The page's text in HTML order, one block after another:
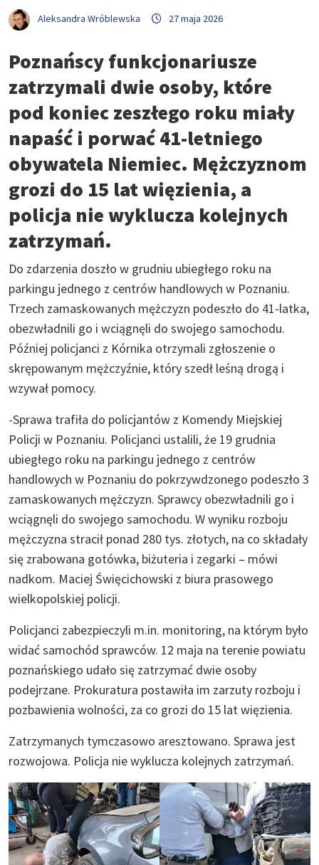
Aleksandra Wróblewska 27 maja 2026
Poznańscy funkcjonariusze
zatrzymali dwie osoby, które
pod koniec zeszłego roku miały
napaść i porwać 41-letniego
obywatela Niemiec. Mężczyznom
grozi do 15 lat więzienia, a
policja nie wyklucza kolejnych
zatrzymań.
Do zdarzenia doszło w grudniu ubiegłego roku na
parkingu jednego z centrów handlowych w Poznaniu.
Trzech zamaskowanych mężczyzn podeszło do 41-latka,
obezwładnili go i wciągnęli do swojego samochodu.
Później policjanci z Kórnika otrzymali zgłoszenie o
skrępowanym mężczyźnie, który szedł leśną drogą i
wzywał pomocy.
-Sprawa trafiła do policjantów z Komendy Miejskiej
Policji w Poznaniu. Policjanci ustalili, że 19 grudnia
ubiegłego roku na parkingu jednego z centrów
handlowych w Poznaniu do pokrzywdzonego podeszło 3
zamaskowanych mężczyzn. Sprawcy obezwładnili go i
wciągnęli do swojego samochodu. W wyniku rozboju
mężczyzna stracił ponad 280 tys. złotych, na co składały
się zrabowana gotówka, biżuteria i zegarki – mówi
nadkom. Maciej Święcichowski z biura prasowego
wielkopolskiej policji.
Policjanci zabezpieczyli m.in. monitoring, na którym było
widać samochód sprawców. 12 maja na terenie powiatu
poznańskiego udało się zatrzymać dwie osoby
podejrzane. Prokuratura postawiła im zarzuty rozboju i
pozbawienia wolności, za co grozi do 15 lat więzienia.
Zatrzymanych tymczasowo aresztowano. Sprawa jest
rozwojowa. Policja nie wyklucza kolejnych zatrzymań.